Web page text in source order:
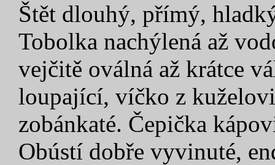
Štět dlouhý, přímý,
Tobolka nachýlená až
vejčitě oválná až krátce
loupající, víčko z
zobánkaté. Čepička
Obústí dobře vyvinuté,